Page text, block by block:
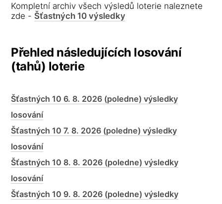
Kompletní archiv všech výsledů loterie naleznete
zde - Šťastných 10 výsledky
Přehled následujících losování
(tahů) loterie
Šťastných 10 6. 8. 2026 (poledne) výsledky
losování
Šťastných 10 7. 8. 2026 (poledne) výsledky
losování
Šťastných 10 8. 8. 2026 (poledne) výsledky
losování
Šťastných 10 9. 8. 2026 (poledne) výsledky